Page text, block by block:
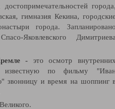
гимназия Кекина,
города.
­Яковлевского
- это осмотр
известную по фильму
звонницу и время на шоппинг